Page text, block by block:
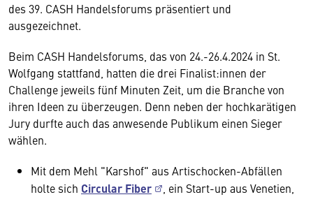
des 39. CASH Handelsforums präsentiert und
ausgezeichnet.
Beim CASH Handelsforums, das von 24.-26.4.2024 in St.
Wolfgang stattfand, hatten die drei Finalist:innen der
Challenge jeweils fünf Minuten Zeit, um die Branche von
ihren Ideen zu überzeugen. Denn neben der hochkarätigen
Jury durfte auch das anwesende Publikum einen Sieger
wählen.
Mit dem Mehl "Karshof" aus Artischocken-Abfällen
holte sich Circular Fiber
, ein Start-up aus Venetien,